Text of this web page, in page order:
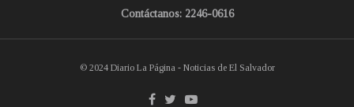
Contáctanos: 2246-0616
© 2024 Diario La Página - Noticias de El Salvador